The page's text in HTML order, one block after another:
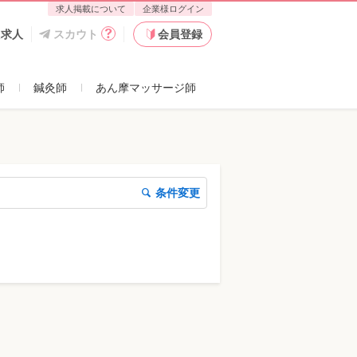
求人掲載について 企業様ログイン
人 スカウト 会員登録
鍼灸師 あん摩マッサージ師
条件変更